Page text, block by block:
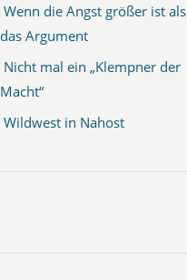
Wenn die Angst größer ist als
das Argument
Nicht mal ein „Klempner der
Macht“
Wildwest in Nahost